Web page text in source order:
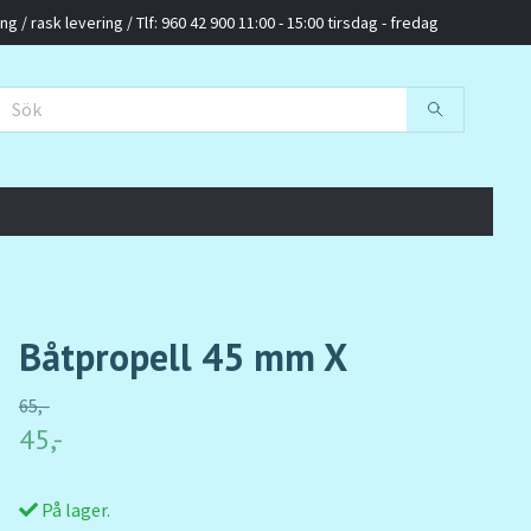
rask levering / Tlf: 960 42 900 11:00 - 15:00 tirsdag - fredag
Båtpropell 45 mm X
65,-
45,-
På lager.